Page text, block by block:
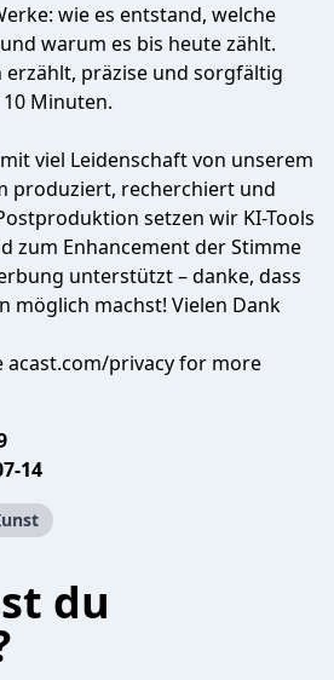
wie es entstand, welche
warum es bis heute zählt.
erzählt, präzise und sorgfältig
Minuten.
viel Leidenschaft von unserem
produziert, recherchiert und
setzen wir KI-Tools
zum Enhancement der Stimme
unterstützt – danke, dass
möglich machst! Vielen Dank
acast.com/privacyfor more
14
du